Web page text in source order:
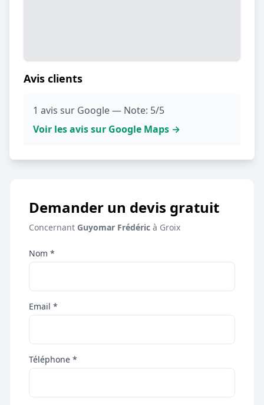
Avis clients
1 avis sur Google — Note: 5/5
Voir les avis sur Google Maps →
Demander un devis gratuit
Concernant Guyomar Frédéric à Groix
Nom *
Email *
Téléphone *